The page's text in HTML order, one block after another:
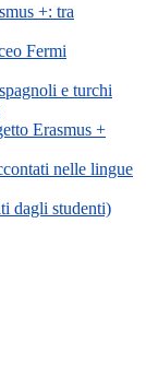
+: tra
Fermi
e turchi
Erasmus +
nelle lingue
dagli studenti)